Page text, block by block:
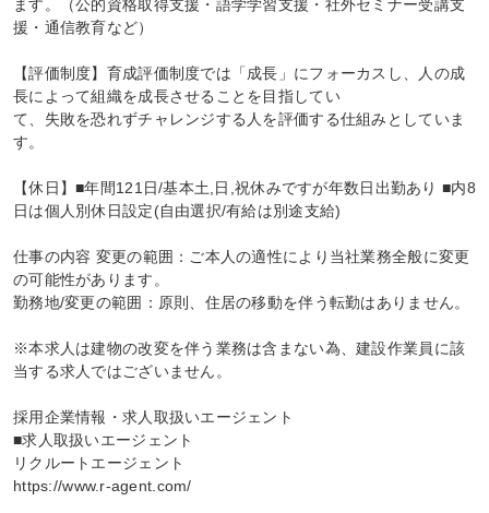
ます。（公的資格取得支援・語学学習支援・社外セミナー受講支
援・通信教育など）
【評価制度】育成評価制度では「成長」にフォーカスし、人の成
長によって組織を成長させることを目指してい
て、失敗を恐れずチャレンジする人を評価する仕組みとしていま
す。
【休日】■年間121日/基本土,日,祝休みですが年数日出勤あり ■内8
日は個人別休日設定(自由選択/有給は別途支給)
仕事の内容 変更の範囲：ご本人の適性により当社業務全般に変更
の可能性があります。
勤務地/変更の範囲：原則、住居の移動を伴う転勤はありません。
※本求人は建物の改変を伴う業務は含まない為、建設作業員に該
当する求人ではございません。
採用企業情報・求人取扱いエージェント
■求人取扱いエージェント
リクルートエージェント
https://www.r-agent.com/